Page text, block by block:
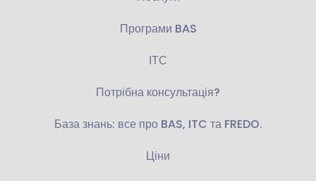
Програми BAS
ІТС
Потрібна консультація?
База знань: все про BAS, ITC та FREDO.
Ціни